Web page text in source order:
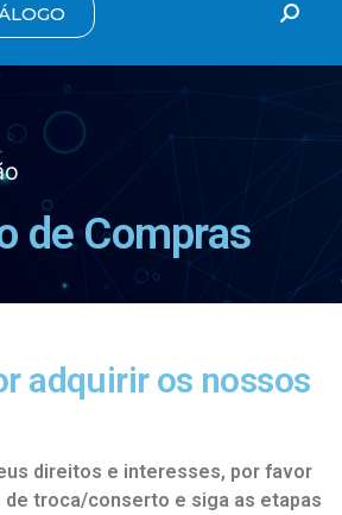
de Compras
adquirir os nossos
direitos e interesses, por favor
troca/conserto e siga as etapas